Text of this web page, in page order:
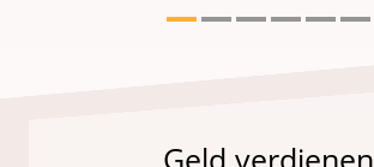
Geld verdienen